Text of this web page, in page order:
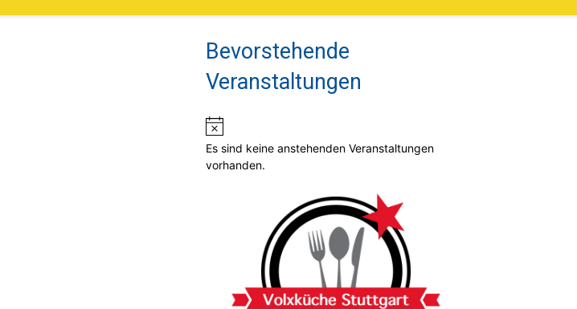
Bevorstehende
Veranstaltungen
Es sind keine anstehenden Veranstaltungen
vorhanden.